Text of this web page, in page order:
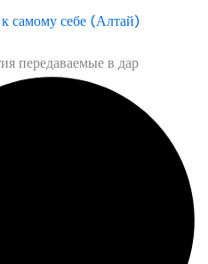
самому себе (Алтай)
передаваемые в дар